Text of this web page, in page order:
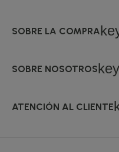
SOBRE LA COMPRA
SOBRE NOSOTROS
ATENCIÓN AL CLIENTE